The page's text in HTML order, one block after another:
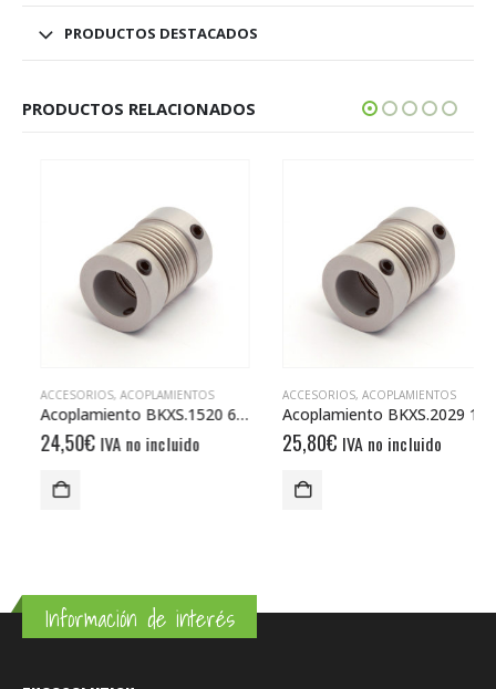
PRODUCTOS DESTACADOS
PRODUCTOS RELACIONADOS
ACCESORIOS,ACOPLAMIENTOS
Acoplamiento BKXS.1520 6/6
24,50€IVA no incluido
ACCESORIOS,ACOPLAMIENTOS
Acoplamiento BKXS.2029 10/10
25,80€IVA no incluido
Información de interés